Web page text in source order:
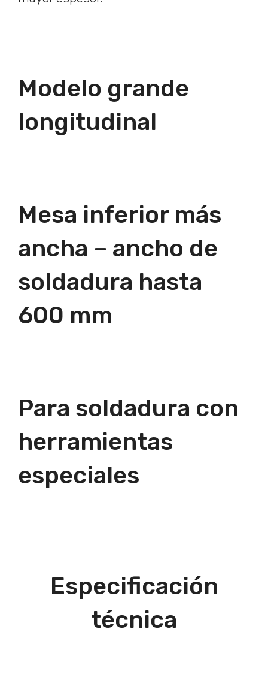
Modelo grande
longitudinal
Mesa inferior más
ancha – ancho de
soldadura hasta
600 mm
Para soldadura con
herramientas
especiales
Especificación
técnica